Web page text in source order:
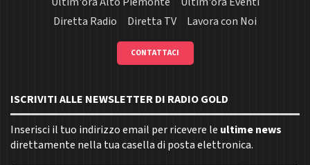
Diretta Radio
Diretta TV Lavora con Noi
CONTATTACI
ISCRIVITI ALLE NEWSLETTER DI RADIO GOLD
Inserisci il tuo indirizzo email per ricevere le ultime news
direttamente nella tua casella di posta elettronica.